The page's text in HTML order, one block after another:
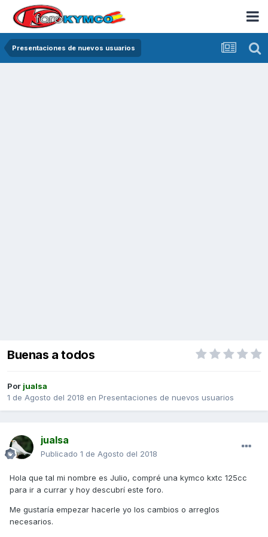
Presentaciones de nuevos usuarios
Buenas a todos
Por jualsa
1 de Agosto del 2018 en Presentaciones de nuevos usuarios
jualsa
Publicado 1 de Agosto del 2018
Hola que tal mi nombre es Julio, compré una kymco kxtc 125cc
para ir a currar y hoy descubrí este foro.
Me gustaría empezar hacerle yo los cambios o arreglos
necesarios.